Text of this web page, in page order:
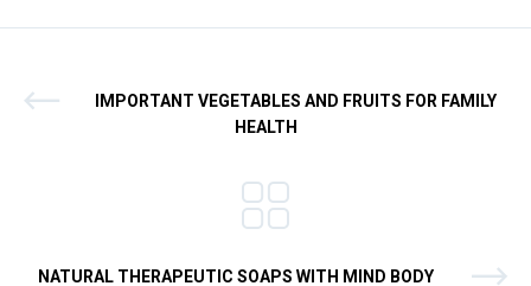
IMPORTANT VEGETABLES AND FRUITS FOR FAMILY
HEALTH
NATURAL THERAPEUTIC SOAPS WITH MIND BODY